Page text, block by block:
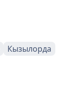
Кызылорда